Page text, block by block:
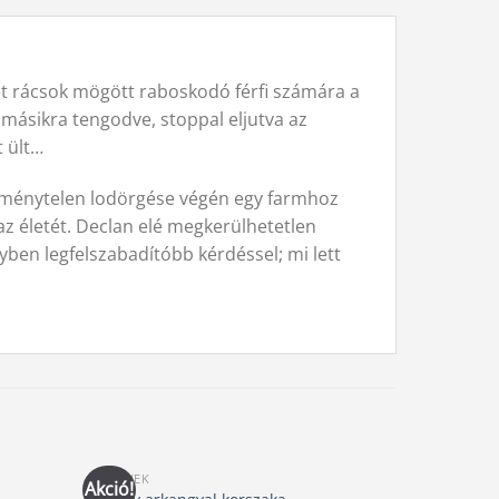
rácsok mögött raboskodó férfi számára a
tengodve, stoppal eljutva az
ült…
lodörgése végén egy farmhoz
életét. Declan elé megkerülhetetlen
legfelszabadítóbb kérdéssel; mi lett
Akció!
KÖNYVEK